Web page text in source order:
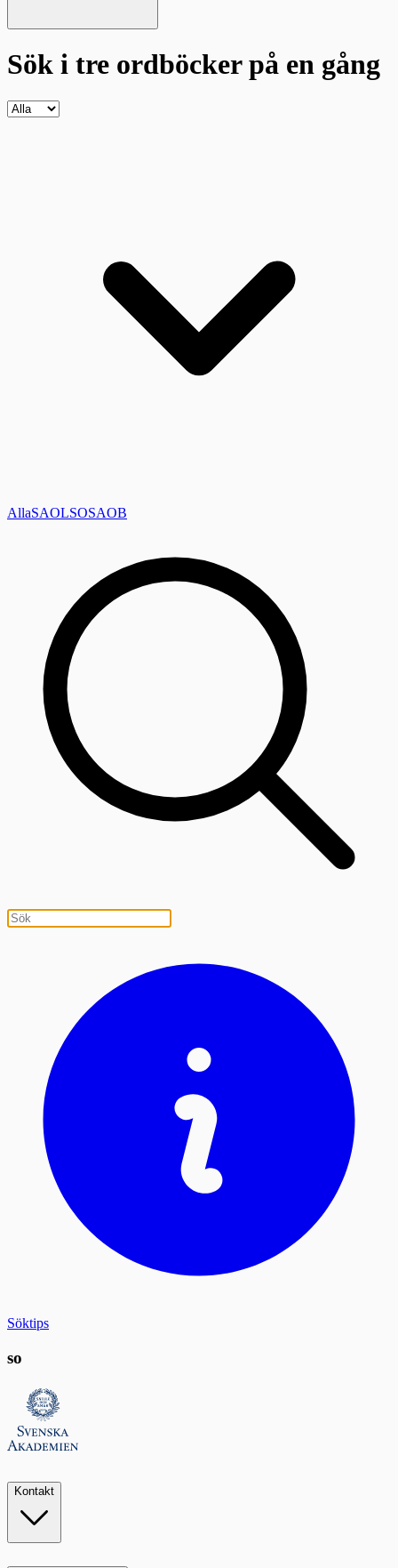
Sök i tre ordböckerpå en gång
AllaSAOLSOSAOB
Söktips
so
Kontakt